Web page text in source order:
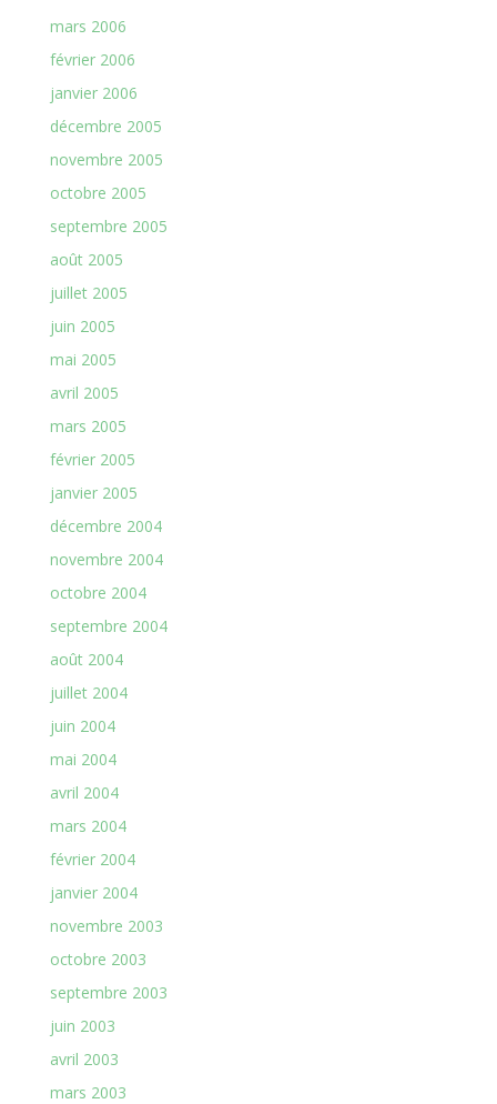
mars 2006
février 2006
janvier 2006
décembre 2005
novembre 2005
octobre 2005
septembre 2005
août 2005
juillet 2005
juin 2005
mai 2005
avril 2005
mars 2005
février 2005
janvier 2005
décembre 2004
novembre 2004
octobre 2004
septembre 2004
août 2004
juillet 2004
juin 2004
mai 2004
avril 2004
mars 2004
février 2004
janvier 2004
novembre 2003
octobre 2003
septembre 2003
juin 2003
avril 2003
mars 2003